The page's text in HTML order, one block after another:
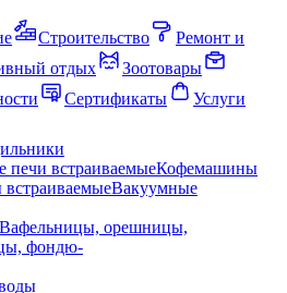
Строительство
Ремонт и
отдых
Зоотовары
Сертификаты
Услуги
встраиваемыеКофемашины
Вакуумные
Вафельницы, орешницы,
фондю-